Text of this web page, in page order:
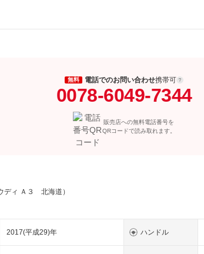
無料 電話でのお問い合わせ携帯可
0078-6049-7344
販売店への無料電話番号を
QRコードで読み取れます。
ディ Ａ３ 北海道）
2017(平成29)年 ハンドル